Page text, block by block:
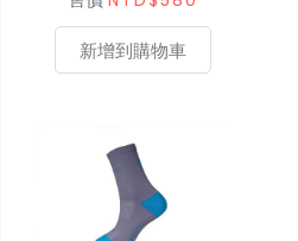
新增到購物車